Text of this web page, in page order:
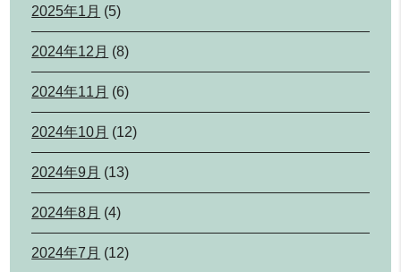
2025年1月 (5)
2024年12月 (8)
2024年11月 (6)
2024年10月 (12)
2024年9月 (13)
2024年8月 (4)
2024年7月 (12)